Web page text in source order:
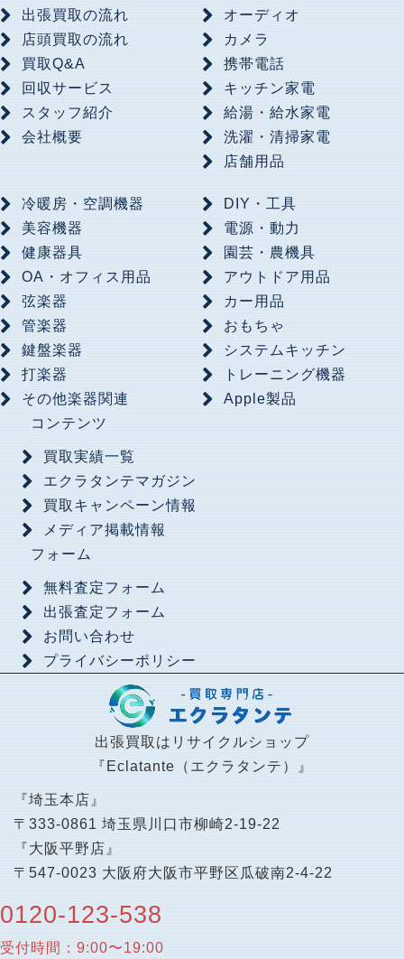
出張買取の流れ
店頭買取の流れ
買取Q&A
回収サービス
スタッフ紹介
会社概要
オーディオ
カメラ
携帯電話
キッチン家電
給湯・給水家電
洗濯・清掃家電
店舗用品
冷暖房・空調機器
美容機器
健康器具
OA・オフィス用品
弦楽器
管楽器
鍵盤楽器
打楽器
その他楽器関連
DIY・工具
電源・動力
園芸・農機具
アウトドア用品
カー用品
おもちゃ
システムキッチン
トレーニング機器
Apple製品
コンテンツ
買取実績一覧
エクラタンテマガジン
買取キャンペーン情報
メディア掲載情報
フォーム
無料査定フォーム
出張査定フォーム
お問い合わせ
プライバシーポリシー
出張買取はリサイクルショップ
『Eclatante（エクラタンテ）』
『埼玉本店』
〒333-0861 埼玉県川口市柳崎2-19-22
『大阪平野店』
〒547-0023 大阪府大阪市平野区瓜破南2-4-22
0120-123-538
受付時間：9:00〜19:00